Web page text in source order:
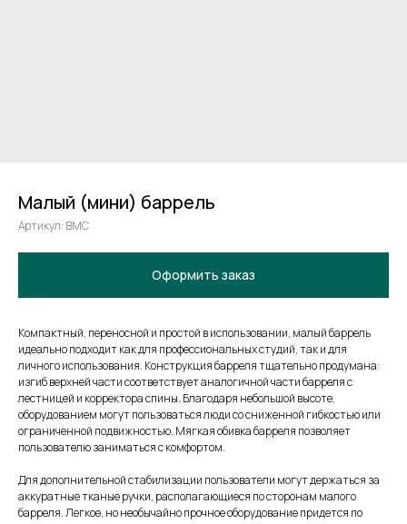
Малый (мини) баррель
Артикул: BMC
Оформить заказ
Компактный, переносной и простой в использовании, малый баррель
идеально подходит как для профессиональных студий, так и для
личного использования. Конструкция барреля тщательно продумана:
изгиб верхней части соответствует аналогичной части барреля с
лестницей и корректора спины. Благодаря небольшой высоте,
оборудованием могут пользоваться люди со сниженной гибкостью или
ограниченной подвижностью. Мягкая обивка барреля позволяет
пользователю заниматься с комфортом.
Для дополнительной стабилизации пользователи могут держаться за
аккуратные тканые ручки, располагающиеся по сторонам малого
барреля. Легкое, но необычайно прочное оборудование придется по